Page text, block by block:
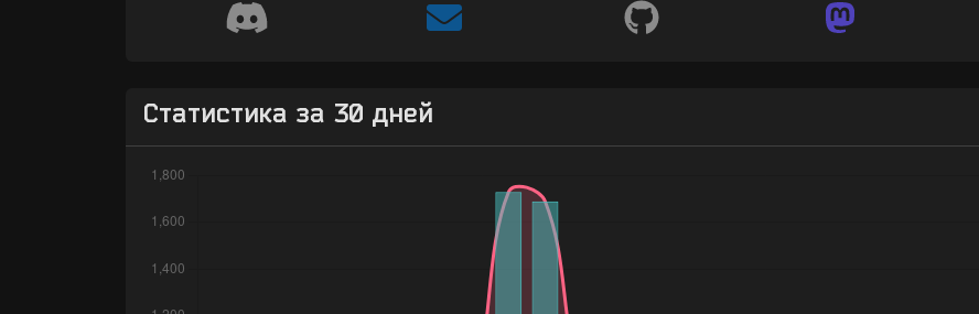
Статистика за 30 дней